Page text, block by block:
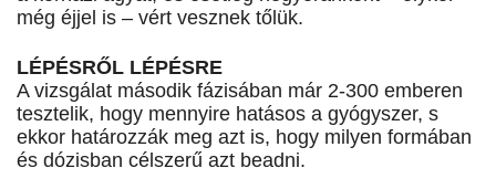
még éjjel is – vért vesznek tőlük.
LÉPÉSRŐL LÉPÉSRE
A vizsgálat második fázisában már 2-300 emberen
tesztelik, hogy mennyire hatásos a gyógyszer, s
ekkor határozzák meg azt is, hogy milyen formában
és dózisban célszerű azt beadni.